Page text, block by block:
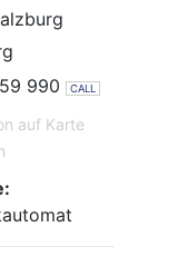
990
CALL
auf Karte